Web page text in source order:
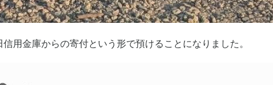
用金庫からの寄付という形で預けることになりました。